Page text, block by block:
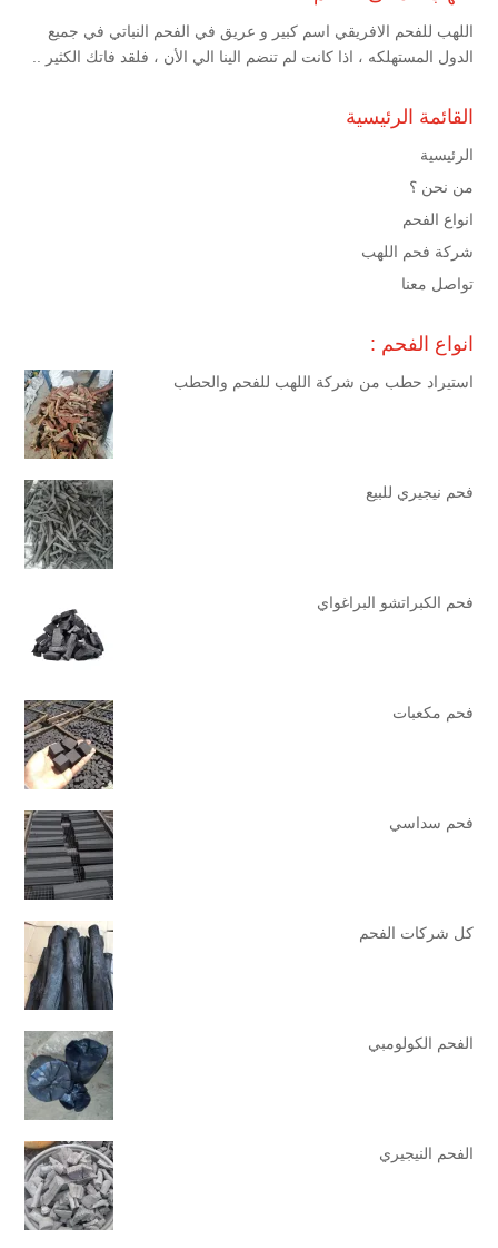
اللهب للفحم الافريقي اسم كبير و عريق في الفحم النباتي في جميع
الدول المستهلكه ، اذا كانت لم تنضم الينا الي الأن ، فلقد فاتك الكثير ..
القائمة الرئيسية
الرئيسية
من نحن ؟
انواع الفحم
شركة فحم اللهب
تواصل معنا
انواع الفحم :
استيراد حطب من شركة اللهب للفحم والحطب
فحم نيجيري للبيع
فحم الكبراتشو البراغواي
فحم مكعبات
فحم سداسي
كل شركات الفحم
الفحم الكولومبي
الفحم النيجيري